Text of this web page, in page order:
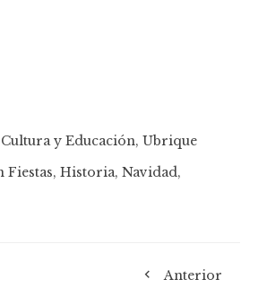
Cultura y Educación, Ubrique
Fiestas, Historia, Navidad,
Anterior